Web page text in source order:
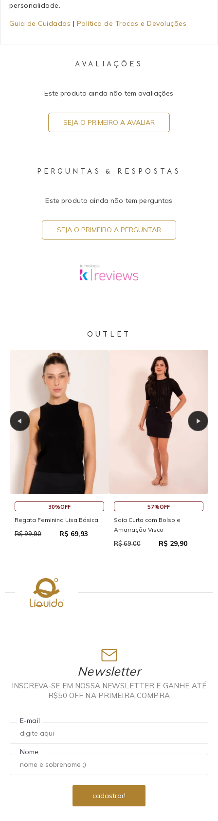
personalidade.
Guia de Cuidados | Política de Trocas e Devoluções
AVALIAÇÕES
Este produto ainda não tem avaliações
SEJA O PRIMEIRO A AVALIAR
PERGUNTAS & RESPOSTAS
Este produto ainda não tem perguntas
SEJA O PRIMEIRO A PERGUNTAR
OUTLET
30%OFF
Regata Feminina Lisa Básica
R$ 99,90 R$ 69,93
57%OFF
Saia Curta com Bolso e
Amarração Visco
R$ 69,00 R$ 29,90
Newsletter
INSCREVA-SE EM NOSSA NEWSLETTER E GANHE ATÉ
R$50 OFF NA PRIMEIRA COMPRA
E-mail
Nome